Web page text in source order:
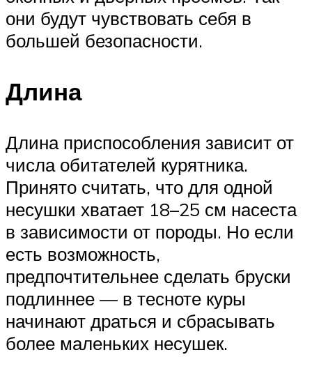
они будут чувствовать себя в
большей безопасности.
Длина
Длина приспособления зависит от
числа обитателей курятника.
Принято считать, что для одной
несушки хватает 18–25 см насеста
в зависимости от породы. Но если
есть возможность,
предпочтительнее сделать бруски
подлиннее — в тесноте куры
начинают драться и сбрасывать
более маленьких несушек.